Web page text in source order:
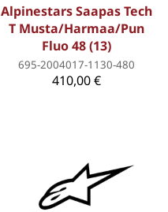
Alpinestars Saapas Tech
T Musta/Harmaa/Pun
Fluo 48 (13)
695-2004017-1130-480
410,00 €